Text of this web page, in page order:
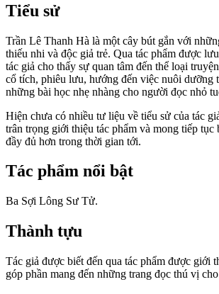
Tiểu sử
Trần Lê Thanh Hà là một cây bút gắn với
thiếu nhi và độc giả trẻ. Qua tác phẩm được
tác giả cho thấy sự quan tâm đến thể loại
cổ tích, phiêu lưu, hướng đến việc nuôi dưỡng
những bài học nhẹ nhàng cho người đọc nhỏ
Hiện chưa có nhiều tư liệu về tiểu sử của tác
trân trọng giới thiệu tác phẩm và mong tiếp tục
đầy đủ hơn trong thời gian tới.
Tác phẩm nổi bật
Ba Sợi Lông Sư Tử.
Thành tựu
Tác giả được biết đến qua tác phẩm được giới
góp phần mang đến những trang đọc thú vị